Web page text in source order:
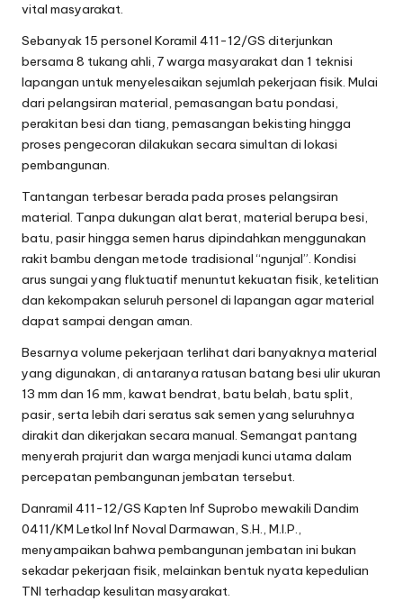
vital masyarakat.
Sebanyak 15 personel Koramil 411-12/GS diterjunkan
bersama 8 tukang ahli, 7 warga masyarakat dan 1 teknisi
lapangan untuk menyelesaikan sejumlah pekerjaan fisik. Mulai
dari pelangsiran material, pemasangan batu pondasi,
perakitan besi dan tiang, pemasangan bekisting hingga
proses pengecoran dilakukan secara simultan di lokasi
pembangunan.
Tantangan terbesar berada pada proses pelangsiran
material. Tanpa dukungan alat berat, material berupa besi,
batu, pasir hingga semen harus dipindahkan menggunakan
rakit bambu dengan metode tradisional “ngunjal”. Kondisi
arus sungai yang fluktuatif menuntut kekuatan fisik, ketelitian
dan kekompakan seluruh personel di lapangan agar material
dapat sampai dengan aman.
Besarnya volume pekerjaan terlihat dari banyaknya material
yang digunakan, di antaranya ratusan batang besi ulir ukuran
13 mm dan 16 mm, kawat bendrat, batu belah, batu split,
pasir, serta lebih dari seratus sak semen yang seluruhnya
dirakit dan dikerjakan secara manual. Semangat pantang
menyerah prajurit dan warga menjadi kunci utama dalam
percepatan pembangunan jembatan tersebut.
Danramil 411-12/GS Kapten Inf Suprobo mewakili Dandim
0411/KM Letkol Inf Noval Darmawan, S.H., M.I.P.,
menyampaikan bahwa pembangunan jembatan ini bukan
sekadar pekerjaan fisik, melainkan bentuk nyata kepedulian
TNI terhadap kesulitan masyarakat.